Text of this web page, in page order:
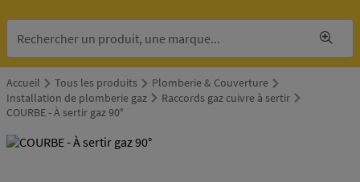
Accueil Tous les produits
Plomberie & Couverture
Installation de plomberie gaz
Raccords gaz cuivre à sertir
COURBE - À sertir gaz 90°